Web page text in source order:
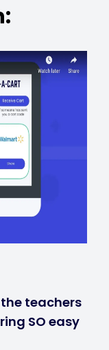
teachers
SO easy